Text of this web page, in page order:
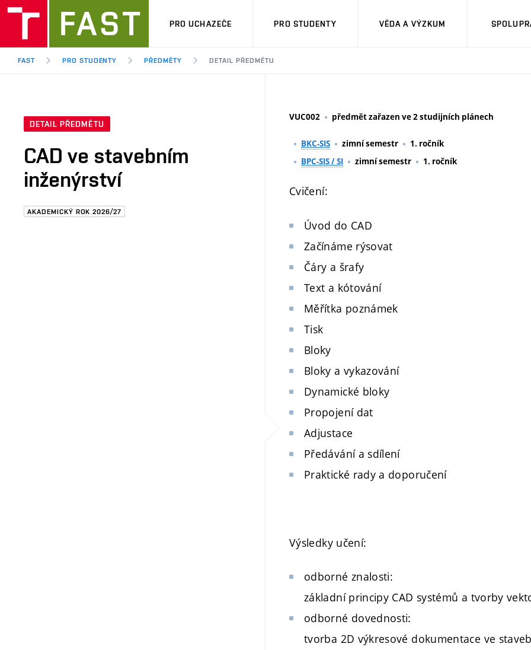
PRO UCHAZEČE PRO STUDENTY VĚDA A VÝZKUM
FAST PRO STUDENTY PŘEDMĚTY DETAIL PŘEDMĚTU
DETAIL PŘEDMĚTU
CAD ve stavebním
inženýrství
AKADEMICKÝ ROK 2026/27
VUC002 předmět zařazen ve 2 studijních plánech
BKC-SIS zimní semestr
1. ročník
BPC-SIS / SI
zimní semestr 1. ročník
Cvičení:
Úvod do CAD
Začínáme rýsovat
Čáry a šrafy
Text a kótování
Měřítka poznámek
Tisk
Bloky
Bloky a vykazování
Dynamické bloky
Propojení dat
Adjustace
Předávání a sdílení
Praktické rady a doporučení
Výsledky učení:
odborné znalosti:
základní principy CAD systémů a tvorby
odborné dovednosti:
tvorba 2D výkresové dokumentace ve